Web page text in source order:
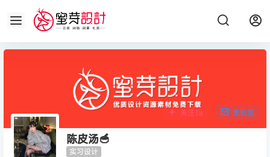
陈皮汤🥣
实习设计
关注Ta 发私信